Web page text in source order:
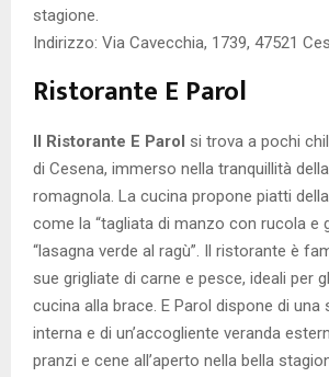
stagione.
Indirizzo: Via Cavecchia, 1739, 47521
Ristorante E Parol
Il Ristorante E Parol si trova a pochi
di Cesena, immerso nella tranquillità
romagnola. La cucina propone piatti
come la “tagliata di manzo con rucola e
“lasagna verde al ragù”. Il ristorante è
sue grigliate di carne e pesce, ideali per
cucina alla brace. E Parol dispone di una
interna e di un’accogliente veranda
pranzi e cene all’aperto nella bella